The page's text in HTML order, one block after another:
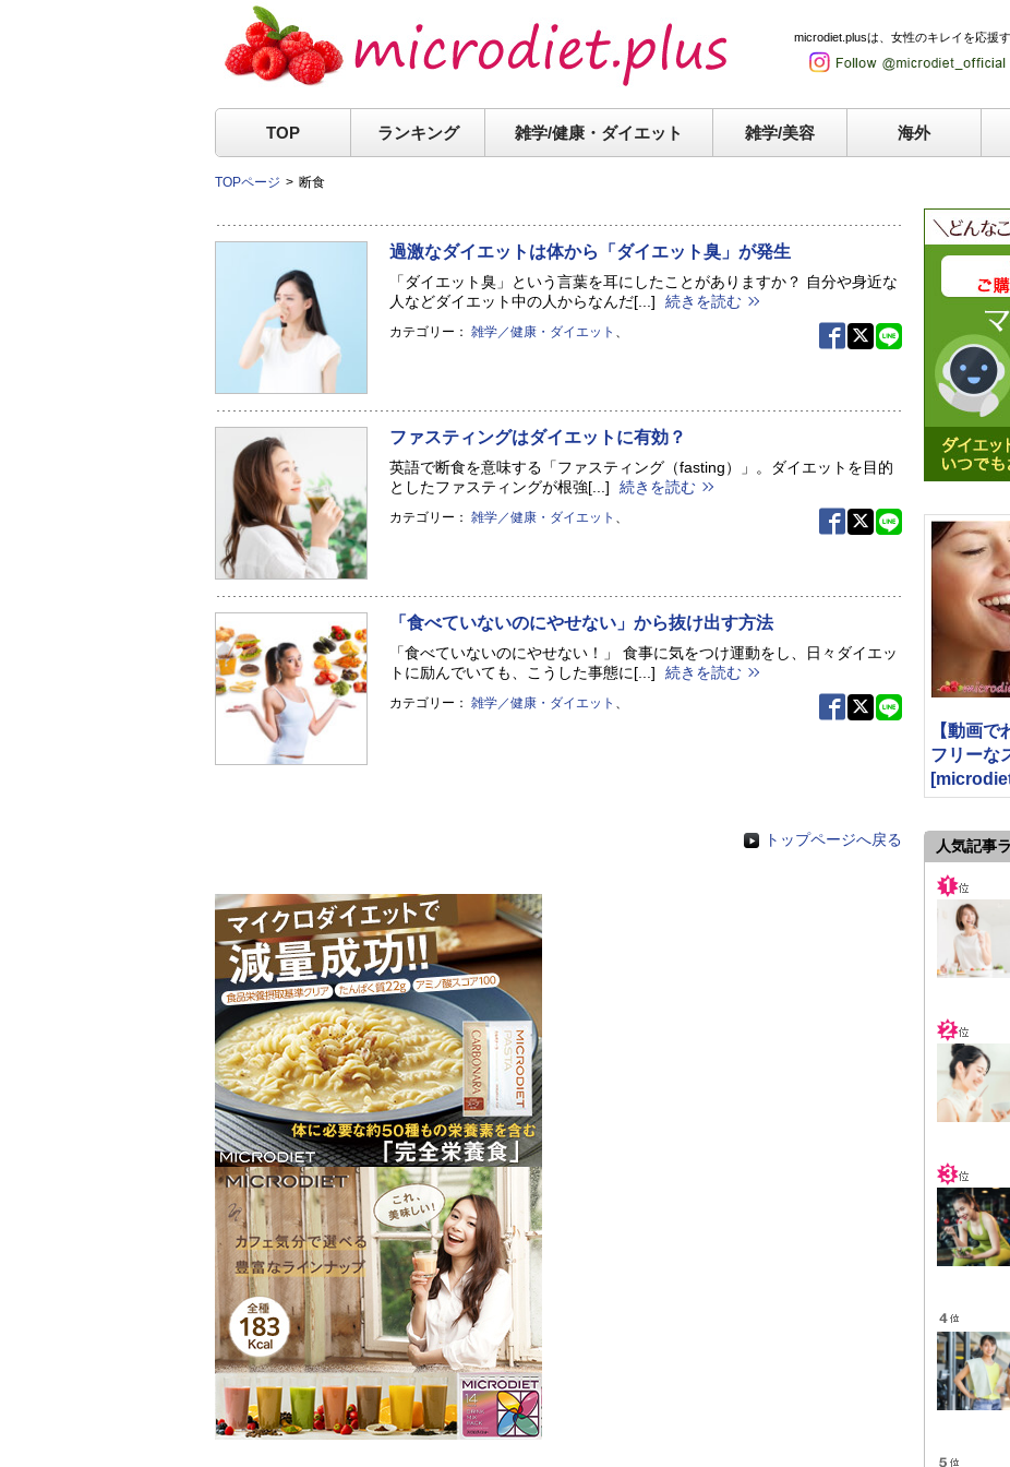
microdiet.plusは、女性のキレイを応援
TOP ランキング 雑学/健康・ ダイエット 雑学/美容 海外
TOPページ 断食
過激なダイエットは体から「ダイエット臭」が発生
「ダイエット臭」という言葉を耳にしたことがありますか？ 自分や身近な
人などダイエット中の人からなんだ[...]
続きを読む
カテゴリー：雑学／健康・ダイエット 、
ファスティングはダイエットに有効？
英語で断食を意味する「ファスティング（fasting）」。ダイエットを目的
としたファスティングが根強[...]
続きを読む
カテゴリー：雑学／健康・ダイエット 、
「食べていないのにやせない」から抜け出す方法
「食べていないのにやせない！」 食事に気をつけ運動をし、日々ダイエッ
トに励んでいても、こうした事態に[...]
続きを読む
カテゴリー：雑学／健康・ダイエット
トップページへ戻る
【動画
フリーな
人気記事